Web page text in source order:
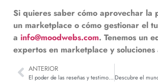
Si quieres saber cómo aprovechar la
un marketplace o cómo gestionar el
a info@moodwebs.com. Tenemos un
expertos en marketplace y
ANTERIOR
El poder de las reseñas y testimonios: ¿Cómo generar y gestionar opiniones positivas de los clientes?